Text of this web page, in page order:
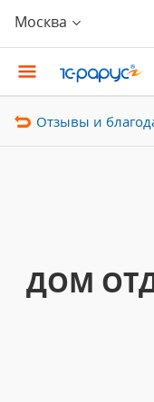
Москва
Отзывы и
ДОМ